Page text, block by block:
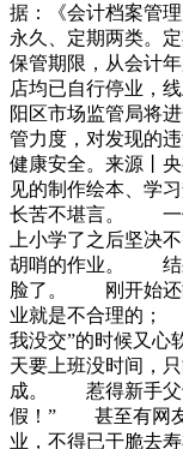
据：《会计档案管
永久、定期两类。
保管期限，从会计
店均已自行停业，
阳区市场监管局将
管力度，对发现的
健康安全。来源丨
见的制作绘本、学
长苦不堪言。 一
上小学了之后坚决
胡哨的作业。 结
脸了。 刚开始还
业就是不合理的；
我没交”的时候又
天要上班没时间，
成。 惹得新手父
假！” 甚至有网友
业，不得已干脆去